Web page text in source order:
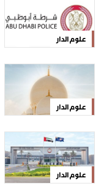
علوم الدار
علوم الدار
علوم الدار